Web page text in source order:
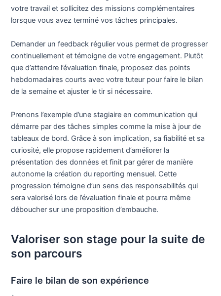
votre travail et sollicitez des missions complémentaires
lorsque vous avez terminé vos tâches principales.
Demander un feedback régulier vous permet de progresser
continuellement et témoigne de votre engagement. Plutôt
que d’attendre l’évaluation finale, proposez des points
hebdomadaires courts avec votre tuteur pour faire le bilan
de la semaine et ajuster le tir si nécessaire.
Prenons l’exemple d’une stagiaire en communication qui
démarre par des tâches simples comme la mise à jour de
tableaux de bord. Grâce à son implication, sa fiabilité et sa
curiosité, elle propose rapidement d’améliorer la
présentation des données et finit par gérer de manière
autonome la création du reporting mensuel. Cette
progression témoigne d’un sens des responsabilités qui
sera valorisé lors de l’évaluation finale et pourra même
déboucher sur une proposition d’embauche.
Valoriser son stage pour la suite de
son parcours
Faire le bilan de son expérience